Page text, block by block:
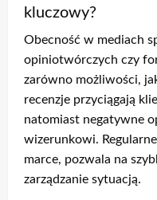
kluczowy?
Obecność w mediach
opiniotwórczych czy
zarówno możliwości,
recenzje przyciągają
natomiast negatywne
wizerunkowi.
marce, pozwala na
zarządzanie sytuacją.